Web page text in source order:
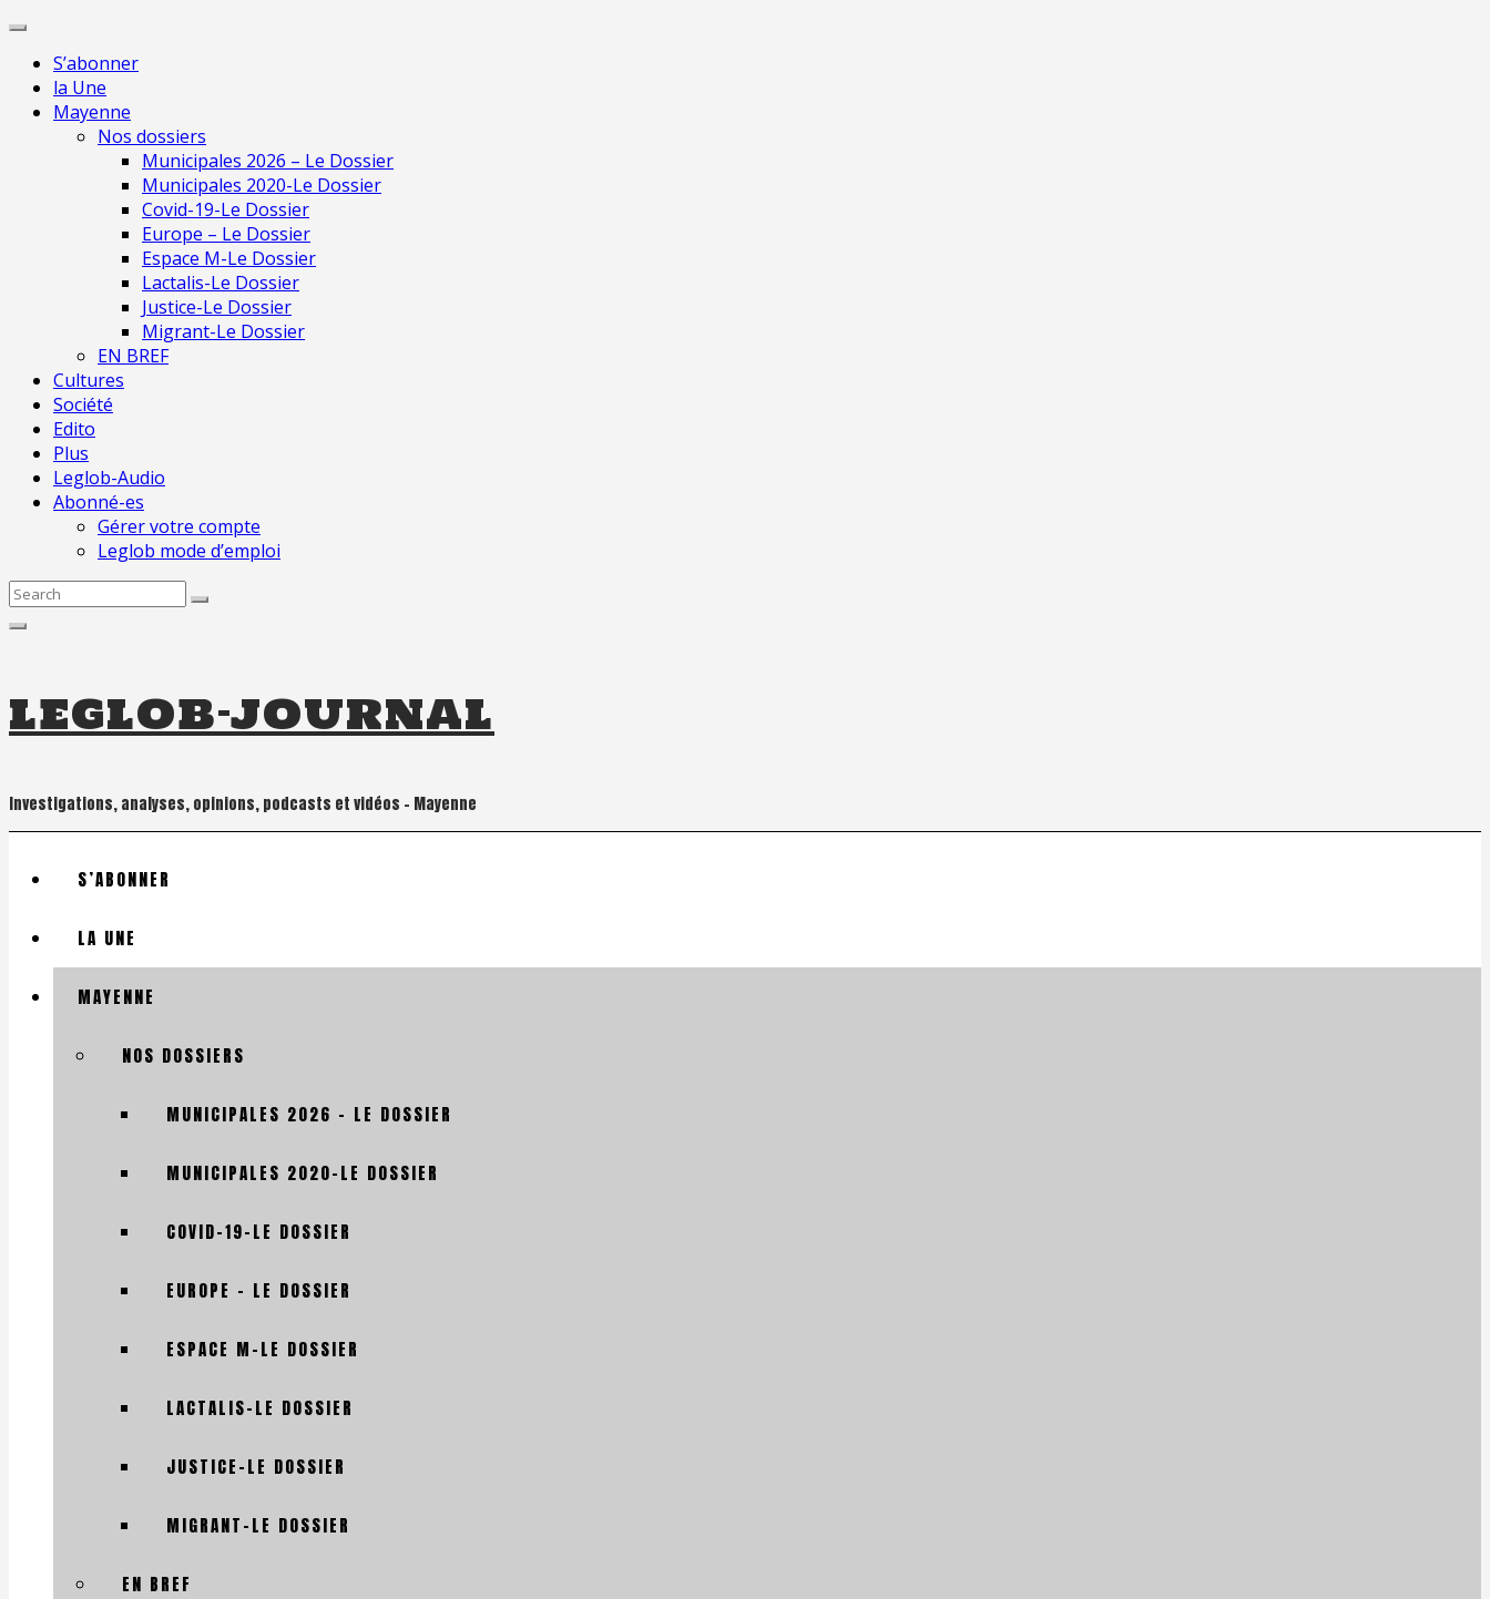
Skip
contentS’abonner
la Une
Mayenne
Nos dossiers
Municipales 2026 – Le Dossier
Municipales 2020-Le Dossier
Covid-19-Le Dossier
Europe – Le Dossier
Espace M-Le Dossier
Lactalis-Le Dossier
Justice-Le Dossier
Migrant-Le Dossier
EN BREF
Cultures
Société
Edito
Plus
Leglob-Audio
Abonné-es
Gérer votre compte
Leglob mode d’emploi
Search
leglob-journal
Investigations, analyses, opinions, podcasts et vidéos – Mayenne
S’ABONNER
LA UNE
MAYENNE
NOS DOSSIERS
MUNICIPALES 2026 – LE DOSSIER
MUNICIPALES 2020-LE DOSSIER
COVID-19-LE DOSSIER
EUROPE – LE DOSSIER
ESPACE M-LE DOSSIER
LACTALIS-LE DOSSIER
JUSTICE-LE DOSSIER
MIGRANT-LE DOSSIER
EN BREF